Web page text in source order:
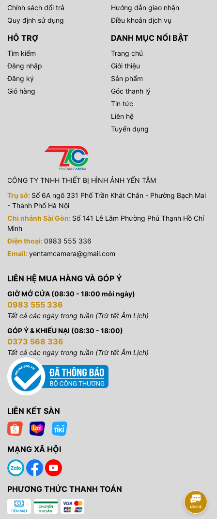
Chính sách đổi trả
Quy định sử dụng
Hướng dẫn giao nhận
Điều khoản dịch vụ
HỖ TRỢ
Tìm kiếm
Đăng nhập
Đăng ký
Giỏ hàng
DANH MỤC NỔI BẬT
Trang chủ
Giới thiệu
Sản phẩm
Góc thanh lý
Tin tức
Liên hệ
Tuyển dụng
CÔNG TY TNHH THIẾT BỊ HÌNH ẢNH YẾN TÂM
Trụ sở: Số 6A ngõ 331 Phố Trần Khát Chân - Phường Bạch Mai
- Thành Phố Hà Nội
Chi nhánh Sài Gòn: Số 141 Lê Lâm Phường Phú Thạnh Hồ Chí
Minh
Điện thoại:0983 555 336
Email:yentamcamera@gmail.com
LIÊN HỆ MUA HÀNG VÀ GÓP Ý
GIỜ MỞ CỬA (08:30 - 18:00 mỗi ngày)
0983 555 336
Tất cả các ngày trong tuần (Trừ tết Âm Lịch)
GÓP Ý & KHIẾU NẠI (08:30 - 18:00)
0373 568 336
Tất cả các ngày trong tuần (Trừ tết Âm Lịch)
LIÊN KẾT SÀN
MẠNG XÃ HỘI
PHƯƠNG THỨC THANH TOÁN